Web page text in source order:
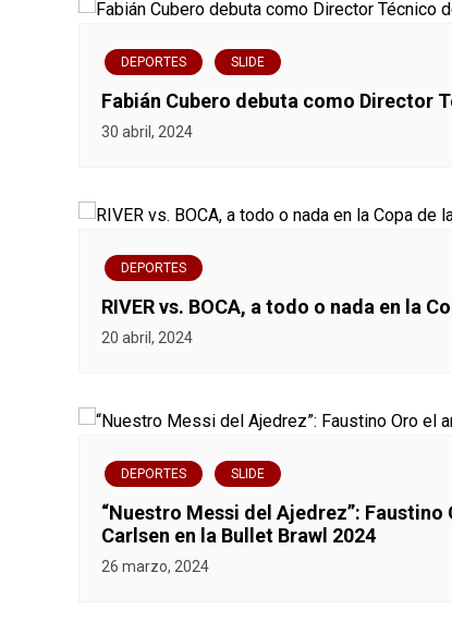
e
g
a
i
ó
n
e
e
n
t
DEPORTES SLIDE
Fabián Cubero debuta como Director
30 abril, 2024
DEPORTES
RIVER vs. BOCA, a todo o nada en la
20 abril, 2024
DEPORTES SLIDE
“Nuestro Messi del Ajedrez”:
Carlsen en la Bullet Brawl 2024
26 marzo, 2024